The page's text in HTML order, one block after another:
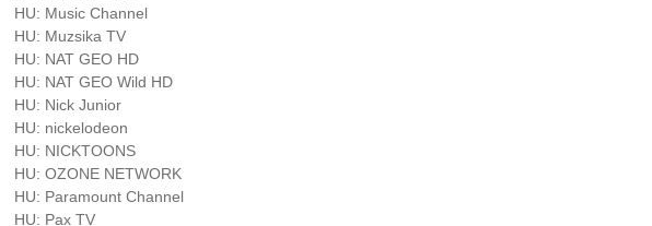
HU: Music Channel
HU: Muzsika TV
HU: NAT GEO HD
HU: NAT GEO Wild HD
HU: Nick Junior
HU: nickelodeon
HU: NICKTOONS
HU: OZONE NETWORK
HU: Paramount Channel
HU: Pax TV